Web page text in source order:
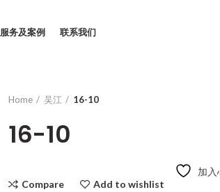
服务及案例 联系我们
Home 吴江 16-10
16-10
加入
Compare
Add to wishlist